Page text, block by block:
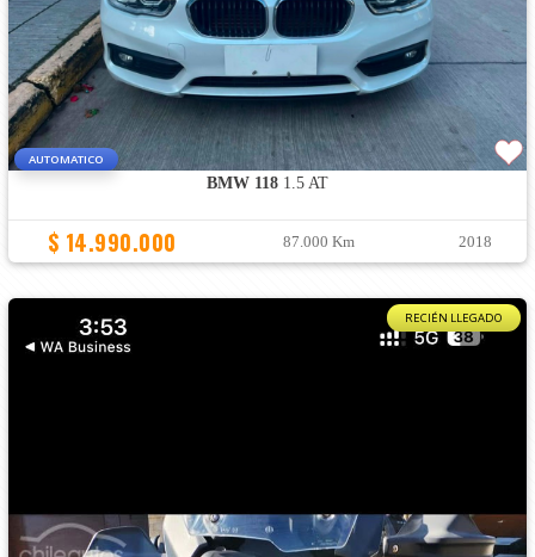
AUTOMATICO
BMW 1181.5 AT
$ 14.990.000 87.000 Km 2018
RECIÉN LLEGADO